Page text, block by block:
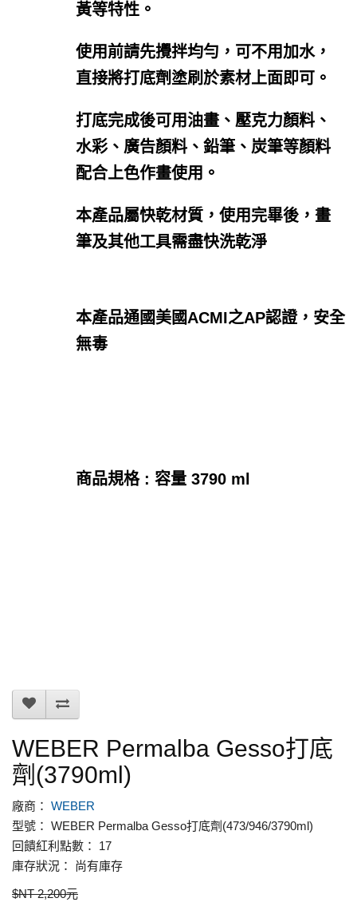
黃等特性。
使用前請先攪拌均勻，可不用加水，
直接將打底劑塗刷於素材上面即可。
打底完成後可用油畫、壓克力顏料、
水彩、廣告顏料、鉛筆、炭筆等顏料
配合上色作畫使用。
本產品屬快乾材質，使用完畢後，畫
筆及其他工具需盡快洗乾淨
本產品通國美國ACMI之AP認證，安全
無毒
商品規格 : 容量 3790 ml
WEBER Permalba Gesso打底
劑(3790ml)
廠商： WEBER
型號： WEBER Permalba Gesso打底劑(473/946/3790ml)
回饋紅利點數： 17
庫存狀況： 尚有庫存
$NT 2,200元